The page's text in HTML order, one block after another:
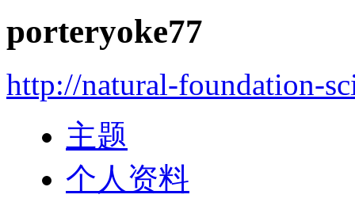
porteryoke77
http://natural-foundation-
主题
个人资料